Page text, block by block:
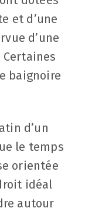
et d’une
d’une
Certaines
baignoire
d’un
le temps
orientée
idéal
autour